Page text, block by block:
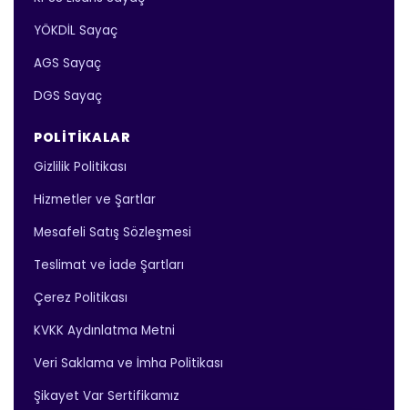
YÖKDİL Sayaç
AGS Sayaç
DGS Sayaç
POLITIKALAR
Gizlilik Politikası
Hizmetler ve Şartlar
Mesafeli Satış Sözleşmesi
Teslimat ve İade Şartları
Çerez Politikası
KVKK Aydınlatma Metni
Veri Saklama ve İmha Politikası
Şikayet Var Sertifikamız